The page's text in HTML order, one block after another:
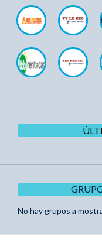
No hay grupos a